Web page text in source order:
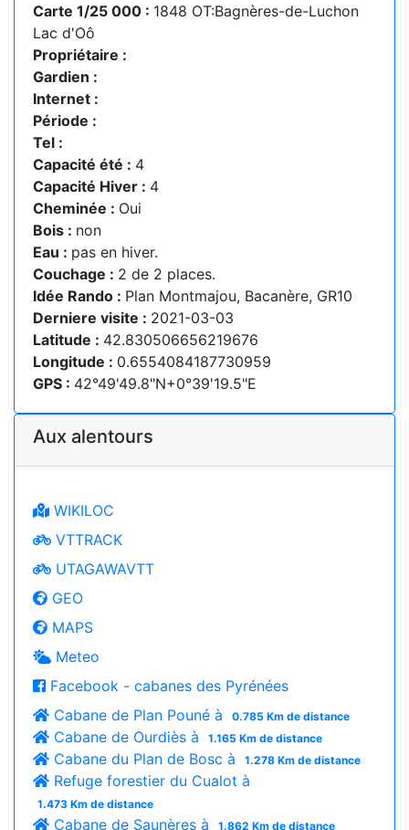
Carte 1/25 000 : 1848 OT:Bagnères-de-Luchon
Lac d'Oô
Propriétaire :
Gardien :
Internet :
Période :
Tel :
Capacité été : 4
Capacité Hiver : 4
Cheminée : Oui
Bois : non
Eau : pas en hiver.
Couchage : 2 de 2 places.
Idée Rando : Plan Montmajou, Bacanère, GR10
Derniere visite : 2021-03-03
Latitude : 42.830506656219676
Longitude : 0.6554084187730959
GPS : 42°49'49.8"N+0°39'19.5"E
Aux alentours
WIKILOC
VTTRACK
UTAGAWAVTT
GEO
MAPS
Meteo
Facebook - cabanes des Pyrénées
Cabane de Plan Pouné à
0.785 Km de distance
Cabane de Ourdiès à 1.165 Km de distance
Cabane du Plan de Bosc à 1.278 Km de distance
Refuge forestier du Cualot à
1.473 Km de distance
Cabane de Saunères à 1.862 Km de distance